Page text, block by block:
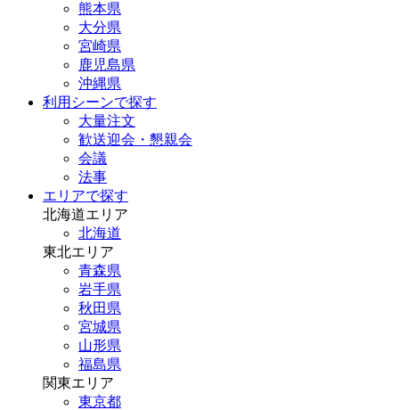
熊本県
大分県
宮崎県
鹿児島県
沖縄県
利用シーンで探す
大量注文
歓送迎会・懇親会
会議
法事
エリアで探す
北海道エリア
北海道
東北エリア
青森県
岩手県
秋田県
宮城県
山形県
福島県
関東エリア
東京都